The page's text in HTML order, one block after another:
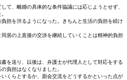
て、離婚の具体的な条件協議には応じようとせず、
担を渋るようになった。きちんと生活の負担を続け
居の上直接の交渉を継続していくことは精神的負担
を送り、以後は、弁護士が代理人として対応をする
負担はなくなりました。
くらとするか、面会交流をどうするかといった点が